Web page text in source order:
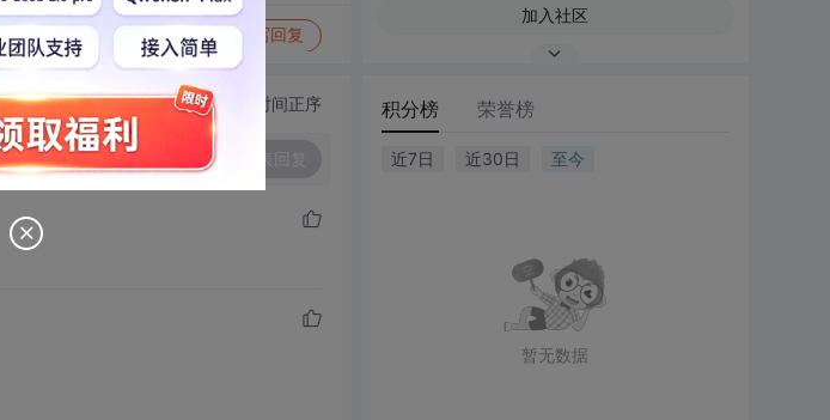
写回复
切换为时间正序
加入社区
积分榜 荣誉榜
近7日 近30日 至今
暂无数据